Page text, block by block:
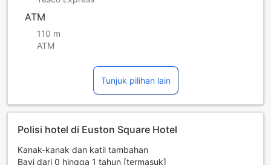
ATM
110 m
ATM
Tunjuk pilihan lain
Polisi hotel di Euston Square Hotel
Kanak-kanak dan katil tambahan
Bayi dari 0 hingga 1 tahun [termasuk]